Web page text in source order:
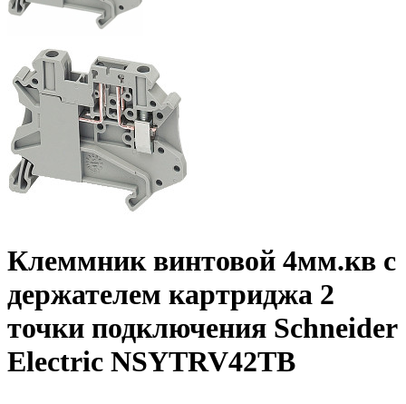
Клеммник винтовой 4мм.кв с
держателем картриджа 2
точки подключения Schneider
Electric NSYTRV42TB